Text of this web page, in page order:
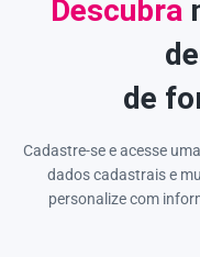
Descubra
de
Cadastre-se e acesse
dados cadastrais e
personalize com